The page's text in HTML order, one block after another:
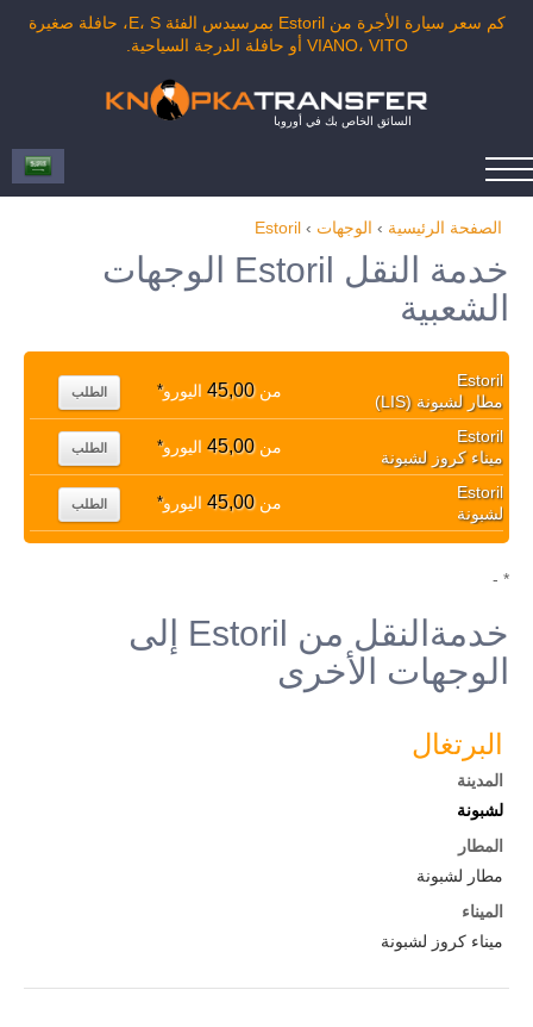
كم سعر سيارة الأجرة من Estoril بمرسيدس الفئة E، S، حافلة صغيرة
VIANO، VITO أو حافلة الدرجة السياحية.
السائق الخاص بك في أوروبا
الصفحة الرئيسية › الوجهات ›
Estoril
خدمة النقل Estoril الوجهات
الشعبية
Estoril
مطار لشبونة (LIS)
من45,00 اليورو* الطلب
Estoril
ميناء كروز لشبونة
من45,00 اليورو* الطلب
Estoril
لشبونة
من45,00 اليورو* الطلب
* -
خدمةالنقل من Estoril إلى
الوجهات الأخرى
البرتغال
المدينة
لشبونة
المطار
مطار لشبونة
الميناء
ميناء كروز لشبونة